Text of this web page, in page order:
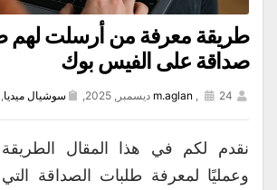
طريقة معرفة من أرسلت لهم
صداقة على الفيس بوك
m.aglan , 24 ديسمبر, 2025, سوشيال ميديا,
نقدم لكم في هذا المقال الطريقة
وعمليًا لمعرفة طلبات الصداقة